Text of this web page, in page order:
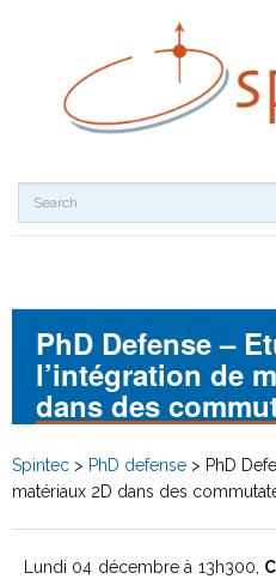
PhD Defense –
l’intégration de
dans des
Spintec > PhD defense > PhD
matériaux 2D dans des
Lundi 04 décembre à 13h300,